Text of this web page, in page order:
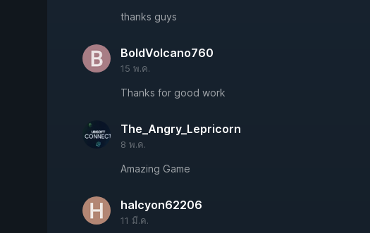
thanks guys
BoldVolcano760
15 พ.ค.
Thanks for good work
The_Angry_Lepricorn
8 พ.ค.
Amazing Game
halcyon62206
11 มี.ค.